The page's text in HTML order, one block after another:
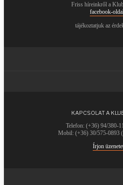
Friss híreinkről a
facebook-
tájékoztatjuk az
KAPCSOLAT A
Telefon: (+36) 94/380-
Mobil: (+36) 30/575-0893
Írjon